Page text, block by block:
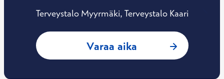
Terveystalo Myyrmäki, Terveystalo Kaari
Varaa aika : Paula Väre,